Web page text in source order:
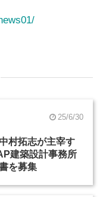
25/6/30
村拓志が主宰す
建築設計事務所
を募集